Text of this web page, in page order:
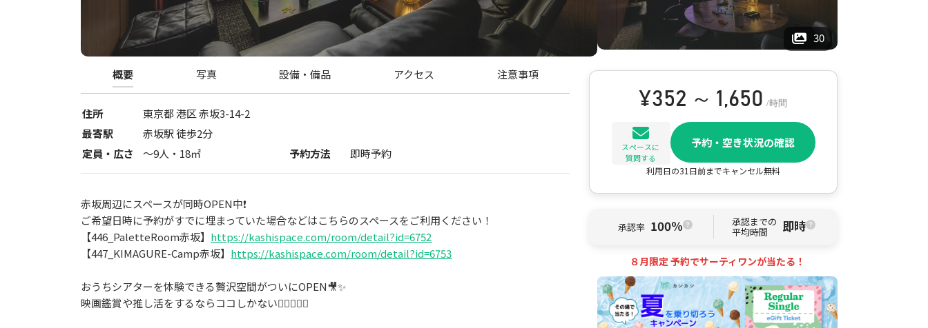
30
概要 写真 設備・備品 アクセス 注意事項
住所 東京都 港区 赤坂3-14-2
最寄駅
赤坂駅 徒歩2分
定員・広さ
〜9人・ 18㎡ 予約方法 即時予約
赤坂周辺にスペースが同時OPEN中❗
ご希望日時に予約がすでに埋まっていた場合などはこちらのスペースをご利用ください！
【446_PaletteRoom赤坂】 https://kashispace.com/room/detail?id=6752
【447_KIMAGURE-Camp赤坂】 https://kashispace.com/room/detail?id=6753
おうちシアターを体験できる贅沢空間がついにOPEN🎥✨
映画鑑賞や推し活をするならココしかない💁🏻‍♀️❤️‍🔥
¥352 ～ 1,650 /時間
スペースに
質問する
予約・空き状況の確認
利用日の31日前までキャンセル無料
承認率 100% 承認までの
平均時間 即時
８月限定 予約でサーティワンが当たる！